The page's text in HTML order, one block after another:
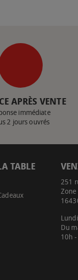
APRÈS VENTE
immédiate
2 jours ouvrés
TABLE
251
Du
10h